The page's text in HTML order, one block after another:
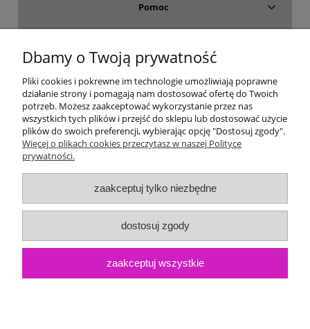
Pomoc
Moje konto
Gwarancja i zwroty
O firmie
Dbamy o Twoją prywatność
Pliki cookies i pokrewne im technologie umożliwiają poprawne
działanie strony i pomagają nam dostosować ofertę do Twoich
potrzeb. Możesz zaakceptować wykorzystanie przez nas
wszystkich tych plików i przejść do sklepu lub dostosować użycie
plików do swoich preferencji, wybierając opcję "Dostosuj zgody".
Więcej o plikach cookies przeczytasz w naszej Polityce
prywatności.
zaakceptuj tylko niezbędne
dostosuj zgody
zaakceptuj wszystkie